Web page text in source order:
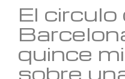
El circulo
quince
sobre